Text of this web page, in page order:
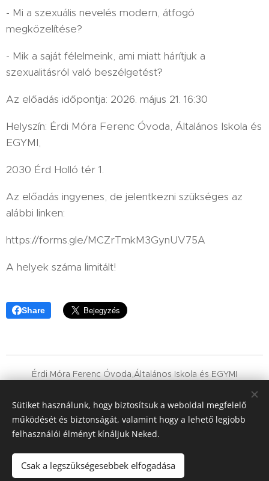
- Mi a szexuális nevelés modern, átfogó
megközelítése?
- Mik a saját félelmeink, ami miatt hárítjuk a
szexualitásról való beszélgetést?
Az előadás időpontja: 2026. május 21. 16:30
Helyszín: Érdi Móra Ferenc Óvoda, Általános Iskola és
EGYMI,
2030 Érd Holló tér 1.
Az előadás ingyenes, de jelentkezni szükséges az
alábbi linken:
https://forms.gle/MCZrTmkM3GynUV75A
A helyek száma limitált!
Share
Érdi Móra Ferenc Óvoda,Általános Iskola és EGYMI
Érd, Holló tér 1.
06-23-365-483
Hóangyal Alapítvány
18713910-1-13
Sütiket használunk, hogy biztosítsuk a weboldal megfelelő
működését és biztonságát, valamint hogy a lehető legjobb
felhasználói élményt kínáljuk Neked.
Csak a legszükségesebbek elfogadása